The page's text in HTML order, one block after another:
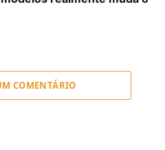
COMENTÁRIO